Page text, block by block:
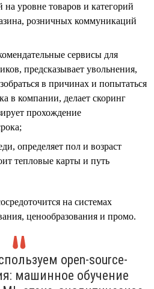
на уровне товаров и категорий
розничных коммуникаций
сервисы для
предсказывает увольнения,
в причинах и попытаться
в компании, делает скоринг
прохождение
определяет пол и возраст
тепловые карты и путь
на системах
ценообразования и промо.
open-source-
машинное обучение